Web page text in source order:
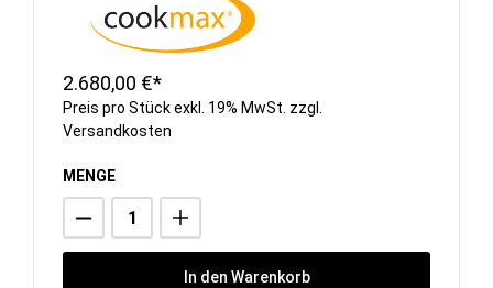
2.680,00 €*
Preis pro Stück exkl. 19% MwSt. zzgl.
Versandkosten
MENGE
In den Warenkorb